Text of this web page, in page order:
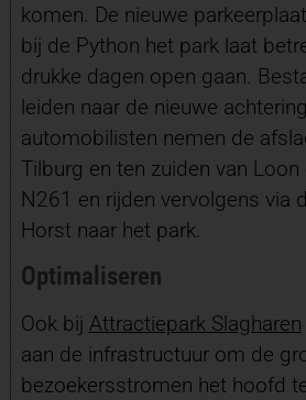
komen. De nieuwe
bij de Python het park laat
drukke dagen open gaan.
leiden naar de nieuwe
automobilisten nemen de
Tilburg en ten zuiden van
N261 en rijden vervolgens via
Horst naar het park.
Optimaliseren
Ook bij Attractiepark Slagharen
aan de infrastructuur om de
bezoekersstromen het hoofd